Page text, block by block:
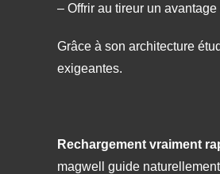
– Offrir au tireur un
Grâce à son architecture
exigeantes.
Rechargement vraiment
magwell guide